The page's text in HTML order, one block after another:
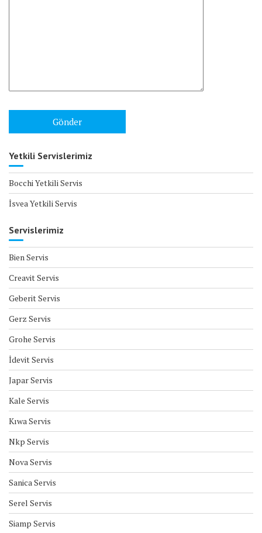
Yetkili Servislerimiz
Bocchi Yetkili Servis
İsvea Yetkili Servis
Servislerimiz
Bien Servis
Creavit Servis
Geberit Servis
Gerz Servis
Grohe Servis
İdevit Servis
Japar Servis
Kale Servis
Kıwa Servis
Nkp Servis
Nova Servis
Sanica Servis
Serel Servis
Siamp Servis